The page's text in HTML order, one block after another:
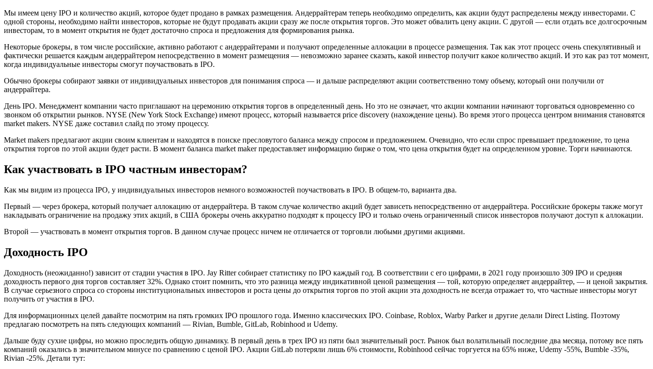
Мы имеем цену IPO и количество акций, которое будет продано в рамках размещения. Андеррайтерам теперь необходимо определить, как акции будут распределены между инвесторами. С
одной стороны, необходимо найти инвесторов, которые не будут продавать акции сразу же после открытия торгов. Это может обвалить цену акции. С другой — если отдать все долгосрочным
инвесторам, то в момент открытия не будет достаточно спроса и предложения для формирования рынка.
Некоторые брокеры, в том числе российские, активно работают с андеррайтерами и получают определенные аллокации в процессе размещения. Так как этот процесс очень спекулятивный и
фактически решается каждым андеррайтером непосредственно в момент размещения — невозможно заранее сказать, какой инвестор получит какое количество акций. И это как раз тот момент,
когда индивидуальные инвесторы смогут поучаствовать в IPO.
Обычно брокеры собирают заявки от индивидуальных инвесторов для понимания спроса — и дальше распределяют акции соответственно тому объему, который они получили от
андеррайтера.
День IPO. Менеджмент компании часто приглашают на церемонию открытия торгов в определенный день. Но это не означает, что акции компании начинают торговаться одновременно со
звонком об открытии рынков. NYSE (New York Stock Exchange) имеют процесс, который называется price discovery (нахождение цены). Во время этого процесса центром внимания становятся
market makers. NYSE даже составил слайд по этому процессу.
Market makers предлагают акции своим клиентам и находятся в поиске пресловутого баланса между спросом и предложением. Очевидно, что если спрос превышает предложение, то цена
открытия торгов по этой акции будет расти. В момент баланса market maker предоставляет информацию бирже о том, что цена открытия будет на определенном уровне. Торги начинаются.
Как участвовать в IPO частным инвесторам?
Как мы видим из процесса IPO, у индивидуальных инвесторов немного возможностей поучаствовать в IPO. В общем-то, варианта два.
Первый — через брокера, который получает аллокацию от андеррайтера. В таком случае количество акций будет зависеть непосредственно от андеррайтера. Российские брокеры также могут
накладывать ограничение на продажу этих акций, в США брокеры очень аккуратно подходят к процессу IPO и только очень ограниченный список инвесторов получают доступ к аллокации.
Второй — участвовать в момент открытия торгов. В данном случае процесс ничем не отличается от торговли любыми другими акциями.
Доходность IPO
Доходность (неожиданно!) зависит от стадии участия в IPO. Jay Ritter собирает статистику по IPO каждый год. В соответствии с его цифрами, в 2021 году произошло 309 IPO и средняя
доходность первого дня торгов составляет 32%. Однако стоит помнить, что это разница между индикативной ценой размещения — той, которую определяет андеррайтер, — и ценой закрытия.
В случае серьезного спроса со стороны институциональных инвесторов и роста цены до открытия торгов по этой акции эта доходность не всегда отражает то, что частные инвесторы могут
получить от участия в IPO.
Для информационных целей давайте посмотрим на пять громких IPO прошлого года. Именно классических IPO. Coinbase, Roblox, Warby Parker и другие делали Direct Listing. Поэтому
предлагаю посмотреть на пять следующих компаний — Rivian, Bumble, GitLab, Robinhood и Udemy.
Дальше буду сухие цифры, но можно проследить общую динамику. В первый день в трех IPO из пяти был значительный рост. Рынок был волатильный последние два месяца, потому все пять
компаний оказались в значительном минусе по сравнению с ценой IPO. Акции GitLab потеряли лишь 6% стоимости, Robinhood сейчас торгуется на 65% ниже, Udemy -55%, Bumble -35%,
Rivian -25%. Детали тут: